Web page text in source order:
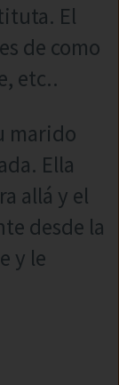
El
de como
etc..
marido
Ella
allá y el
desde la
y le